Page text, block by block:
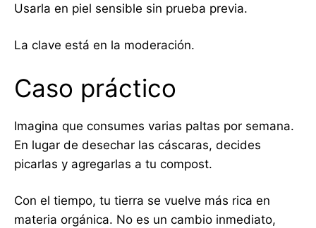
Usarla en piel sensible sin prueba previa.
La clave está en la moderación.
Caso práctico
Imagina que consumes varias paltas por semana.
En lugar de desechar las cáscaras, decides
picarlas y agregarlas a tu compost.
Con el tiempo, tu tierra se vuelve más rica en
materia orgánica. No es un cambio inmediato,